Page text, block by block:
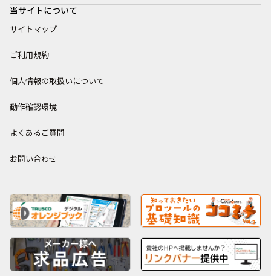
当サイトについて
サイトマップ
ご利用規約
個人情報の取扱いについて
動作確認環境
よくあるご質問
お問い合わせ